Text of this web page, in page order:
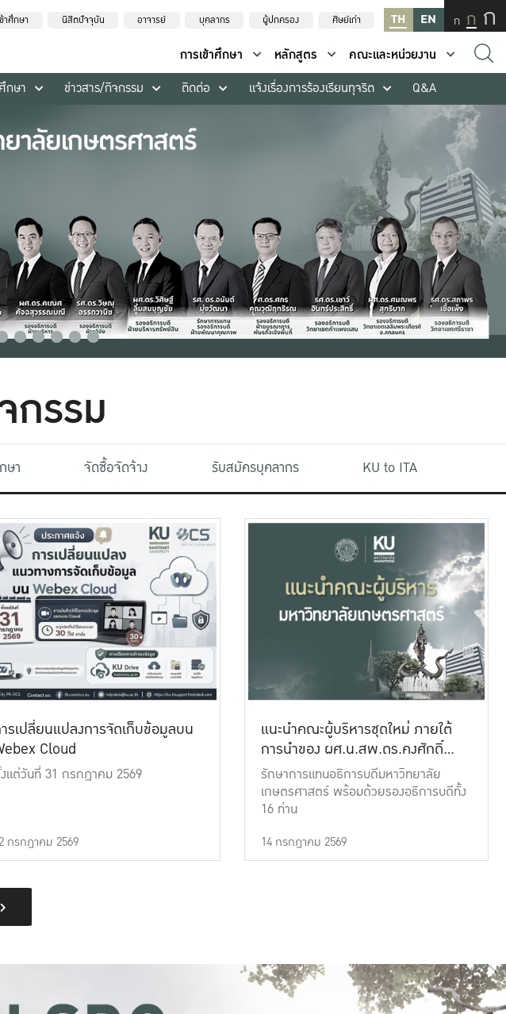
าศึกษา นิสิตปัจจุบัน อาจารย์ บุคลากร ผู้ปกครอง ศิษย์เก่า TH EN ก ก ก
การเข้าศึกษา หลักสูตร
คณะและหน่วยงาน
กษา ข่าวสาร/กิจกรรม ติดต่อ แจ้งเรื่องการร้องเรียนทุจริต Q&A
กรรม
ษา จัดซื้อจัดจ้าง รับสมัครบุคลากร KU to ITA
รเปลี่ยนแปลงการจัดเก็บข้อมูลบน
Cloud
แต่วันที่ 31 กรกฎาคม 2569
กรกฎาคม 2569
แนะนำคณะผู้บริหารชุดใหม่ ภายใต้
การนำของ ผศ.น.สพ.ดร.คงศักดิ์
เที่ยงธรรม
รักษาการแทนอธิการบดีมหาวิทยาลัย
เกษตรศาสตร์ พร้อมด้วยรองอธิการบดีทั้ง
16 ท่าน
14 กรกฎาคม 2569